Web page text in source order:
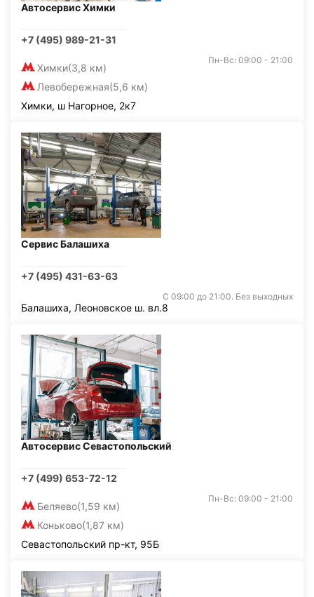
Автосервис Химки
+7 (495) 989-21-31
Химки(3,8 км)
Левобережная(5,6 км)
Пн-Вс: 09:00 - 21:00
Химки, ш Нагорное, 2к7
Сервис Балашиха
+7 (495) 431-63-63
С 09:00 до 21:00. Без выходных
Балашиха, Леоновское ш. вл.8
Автосервис Севастопольский
+7 (499) 653-72-12
Беляево(1,59 км)
Коньково(1,87 км)
Пн-Вс: 09:00 - 21:00
Севастопольский пр-кт, 95Б